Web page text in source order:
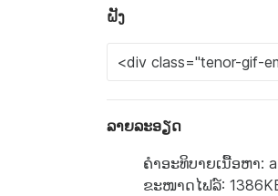
ຝັງ
ລາຍລະອຽດ
ຄຳອະທິບາຍເນື້ອຫາ:
ຂະໜາດໄຟລ໌: